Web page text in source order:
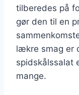
tilberedes på
gør den til en
lækre smag er
spidskålssalat
mange.